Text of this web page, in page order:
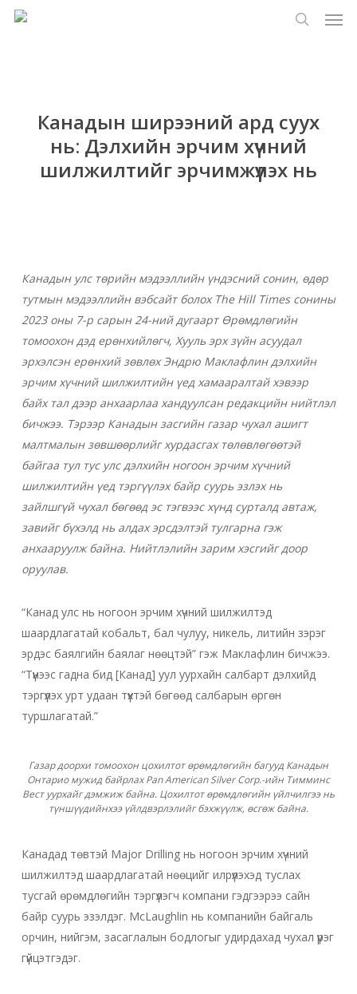
Үндсэн
Цэс
Канадын ширээний ард суух
нь: Дэлхийн эрчим хүчний
шилжилтийг эрчимжүүлэх нь
Канадын улс төрийн мэдээллийн үндэсний сонин, өдөр
тутмын мэдээллийн вэбсайт болох The Hill Times сонины
2023 оны 7-р сарын 24-ний дугаарт Өрөмдлөгийн
томоохон дэд ерөнхийлөгч, Хууль эрх зүйн асуудал
эрхэлсэн ерөнхий зөвлөх Эндрю Маклафлин дэлхийн
эрчим хүчний шилжилтийн үед хамааралтай хэвээр
байх тал дээр анхаарлаа хандуулсан редакцийн нийтлэл
бичжээ. Тэрээр Канадын засгийн газар чухал ашигт
малтмалын зөвшөөрлийг хурдасгах төлөвлөгөөтэй
байгаа тул тус улс дэлхийн ногоон эрчим хүчний
шилжилтийн үед тэргүүлэх байр суурь эзлэх нь
зайлшгүй чухал бөгөөд эс тэгвээс хүнд сурталд автаж,
завийг бүхэлд нь алдах эрсдэлтэй тулгарна гэж
анхааруулж байна. Нийтлэлийн зарим хэсгийг доор
оруулав.
“Канад улс нь ногоон эрчим хүчний шилжилтэд
шаардлагатай кобальт, бал чулуу, никель, литийн зэрэг
эрдэс баялгийн баялаг нөөцтэй” гэж Маклафлин бичжээ.
“Түүнээс гадна бид [Канад] уул уурхайн салбарт дэлхийд
тэргүүлэх урт удаан түүхтэй бөгөөд салбарын өргөн
туршлагатай.”
Газар доорхи томоохон цохилтот өрөмдлөгийн багууд Канадын
Онтарио мужид байрлах Pan American Silver Corp.-ийн Тимминс
Вест уурхайг дэмжиж байна. Цохилтот өрөмдлөгийн үйлчилгээ нь
түншүүдийнхээ үйлдвэрлэлийг бэхжүүлж, өсгөж байна.
Канадад төвтэй Major Drilling нь ногоон эрчим хүчний
шилжилтэд шаардлагатай нөөцийг илрүүлэхэд туслах
тусгай өрөмдлөгийн тэргүүлэгч компани гэдгээрээ сайн
байр суурь эзэлдэг. McLaughlin нь компанийн байгаль
орчин, нийгэм, засаглалын бодлогыг удирдахад чухал үүрэг
гүйцэтгэдэг.